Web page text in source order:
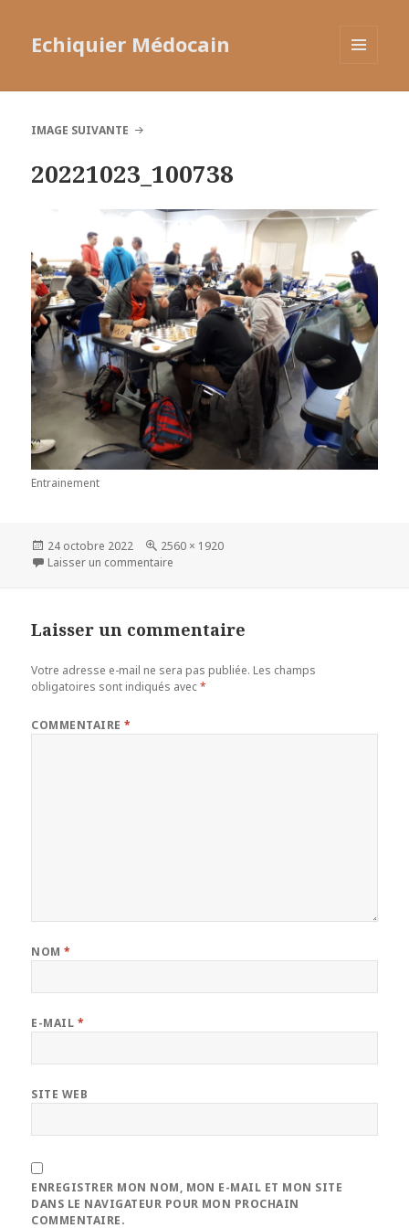
Echiquier Médocain
IMAGE SUIVANTE
20221023_100738
Entrainement
Publié
le
24 octobre 2022
Taille
réelle
2560 × 1920
Laisser un commentaire
Laisser un commentaire
Votre adresse e-mail ne sera pas publiée. Les champs
obligatoires sont indiqués avec*
COMMENTAIRE*
NOM*
E-MAIL *
SITE WEB
ENREGISTRER MON NOM, MON E-MAIL ET MON SITE
DANS LE NAVIGATEUR POUR MON PROCHAIN
COMMENTAIRE.